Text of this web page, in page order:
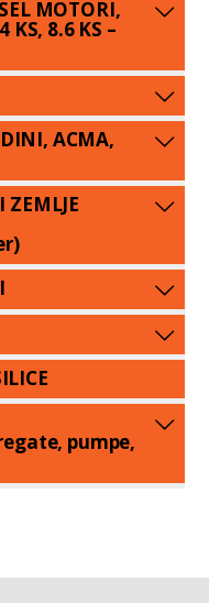
MOTORI,
KS, 8.6 KS –
ACMA,
ZEMLJE
pumpe,